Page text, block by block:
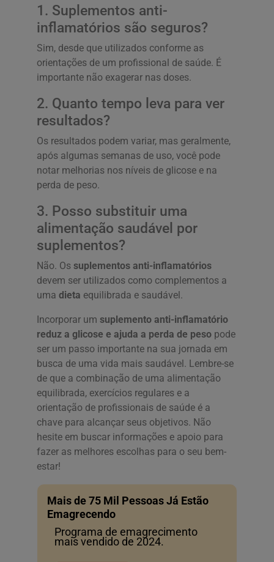
1. Suplementos anti-
inflamatórios são seguros?
Sim, desde que utilizados conforme as
orientações de um profissional de saúde. É
importante não exagerar nas doses.
2. Quanto tempo leva para ver
resultados?
Os resultados podem variar, mas geralmente,
após algumas semanas de uso, você pode
notar melhorias nos níveis de glicose e na
perda de peso.
3. Posso substituir uma
alimentação saudável por
suplementos?
Não. Os suplementos anti-inflamatórios
devem ser utilizados como complementos a
uma dieta equilibrada e saudável.
Incorporar um suplemento anti-inflamatório
reduz a glicose e ajuda a perda de peso pode
ser um passo importante na sua jornada em
busca de uma vida mais saudável. Lembre-se
de que a combinação de uma alimentação
equilibrada, exercícios regulares e a
orientação de profissionais de saúde é a
chave para alcançar seus objetivos. Não
hesite em buscar informações e apoio para
fazer as melhores escolhas para o seu bem-
estar!
Mais de 75 Mil Pessoas Já Estão
Emagrecendo
Programa de emagrecimento
mais vendido de 2024.